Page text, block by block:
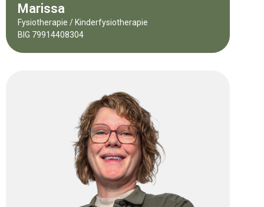
Marissa
Fysiotherapie / Kinderfysiotherapie
BIG 79914408304